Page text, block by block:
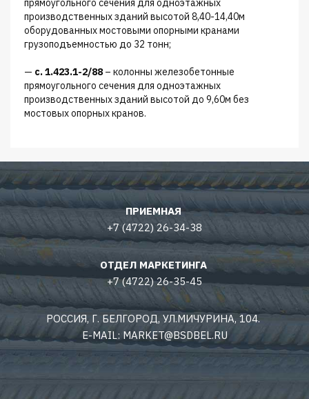
прямоугольного сечения для одноэтажных
производственных зданий высотой 8,40-14,40м
оборудованных мостовыми опорными кранами
грузоподъемностью до 32 тонн;
— с. 1.423.1-2/88– колонны железобетонные
прямоугольного сечения для одноэтажных
производственных зданий высотой до 9,60м без
мостовых опорных кранов.
ПРИЕМНАЯ
+7 (4722) 26-34-38
ОТДЕЛ МАРКЕТИНГА
+7 (4722) 26-35-45
РОССИЯ, Г. БЕЛГОРОД, УЛ.МИЧУРИНА, 104.
E-MAIL: MARKET@BSDBEL.RU